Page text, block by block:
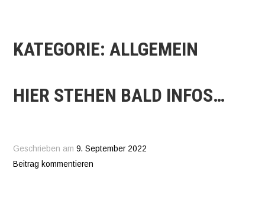
KATEGORIE:ALLGEMEIN
HIER STEHEN BALD INFOS…
Geschrieben am9. September 2022
Beitrag kommentieren